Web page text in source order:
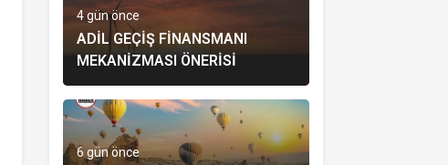
4 gün önce
ADIL GEÇIŞ FINANSMANI
MEKANIZMASI ÖNERISI
6 gün önce